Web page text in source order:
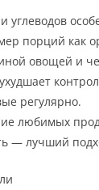
порций как
овощей и
регулярно.
любимых
— лучший